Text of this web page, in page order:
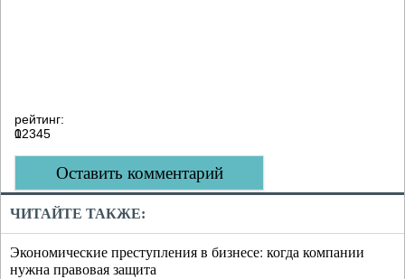
рейтинг:
0
12345
Оставить комментарий
ЧИТАЙТЕ ТАКЖЕ:
Экономические преступления в бизнесе: когда компании
нужна правовая защита